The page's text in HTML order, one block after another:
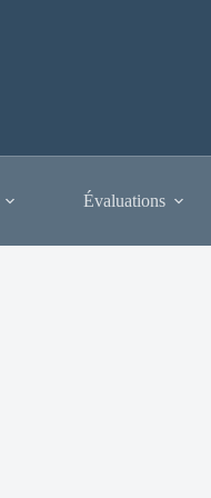
Évaluations